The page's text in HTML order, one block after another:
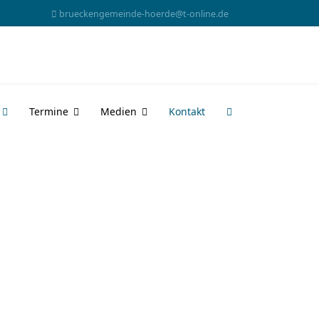
brueckengemeinde-hoerde@t-online.de
Termine Medien Kontakt